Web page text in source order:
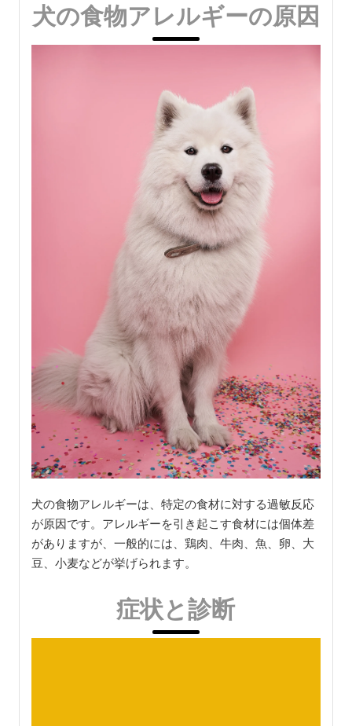
犬の食物アレルギーの原因
犬の食物アレルギーは、特定の食材に対する過敏反応
が原因です。アレルギーを引き起こす食材には個体差
がありますが、一般的には、鶏肉、牛肉、魚、卵、大
豆、小麦などが挙げられます。
症状と診断